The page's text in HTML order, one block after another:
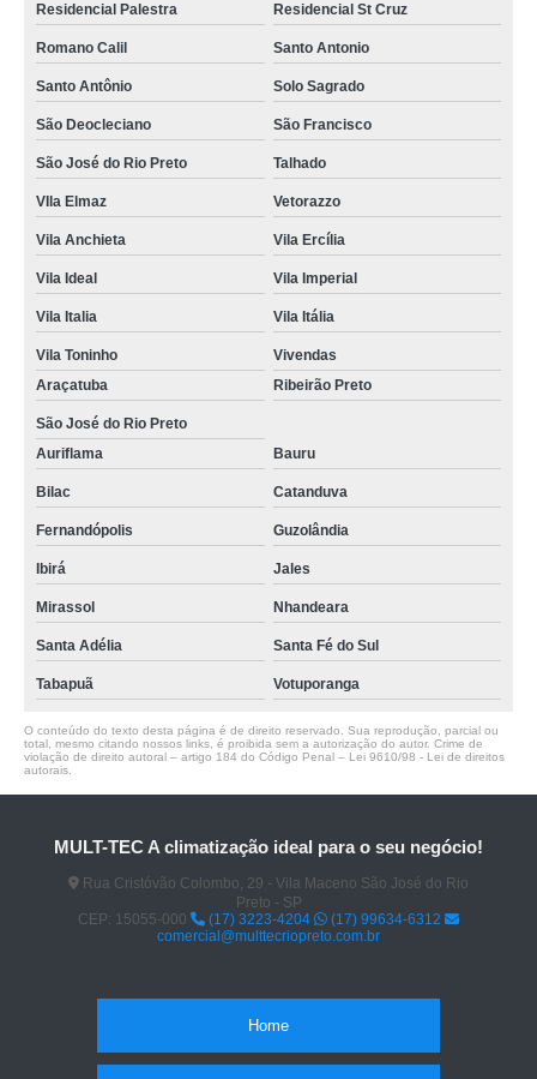
Residencial Palestra Residencial St Cruz
Romano Calil Santo Antonio
Santo Antônio Solo Sagrado
São Deocleciano São Francisco
São José do Rio Preto Talhado
VIla Elmaz Vetorazzo
Vila Anchieta Vila Ercília
Vila Ideal Vila Imperial
Vila Italia Vila Itália
Vila Toninho
Vivendas
Araçatuba
Ribeirão Preto
São José do Rio Preto
Auriflama
Bauru
Bilac Catanduva
Fernandópolis Guzolândia
Ibirá Jales
Mirassol Nhandeara
Santa Adélia Santa Fé do Sul
Tabapuã Votuporanga
O conteúdo do texto desta página é de direito reservado. Sua reprodução, parcial ou
total, mesmo citando nossos links, é proibida sem a autorização do autor. Crime de
violação de direito autoral – artigo 184 do Código Penal – Lei 9610/98 - Lei de direitos
autorais
MULT-TEC A climatização ideal para o seu negócio!
Rua Cristóvão Colombo, 29 - Vila Maceno São José do Rio
Preto - SP
CEP: 15055-000
(17) 3223-4204
(17) 99634-6312
comercial@multtecriopreto.com.br
Home